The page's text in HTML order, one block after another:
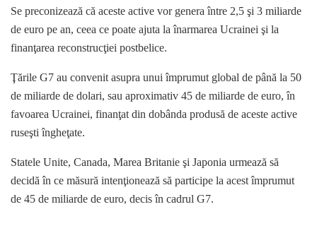
Se preconizează că aceste active vor genera între 2,5 şi 3 miliarde
de euro pe an, ceea ce poate ajuta la înarmarea Ucrainei şi la
finanţarea reconstrucţiei postbelice.
Ţările G7 au convenit asupra unui împrumut global de până la 50
de miliarde de dolari, sau aproximativ 45 de miliarde de euro, în
favoarea Ucrainei, finanţat din dobânda produsă de aceste active
ruseşti îngheţate.
Statele Unite, Canada, Marea Britanie şi Japonia urmează să
decidă în ce măsură intenţionează să participe la acest împrumut
de 45 de miliarde de euro, decis în cadrul G7.